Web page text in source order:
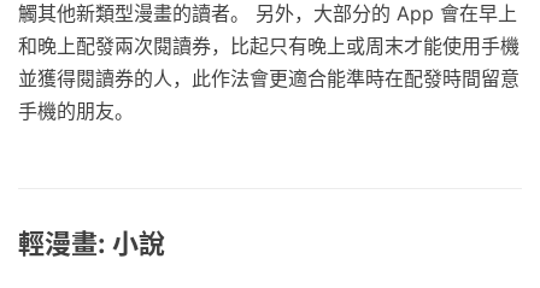
觸其他新類型漫畫的讀者。 另外，大部分的 App 會在早上
和晚上配發兩次閱讀券，比起只有晚上或周末才能使用手機
並獲得閱讀券的人，此作法會更適合能準時在配發時間留意
手機的朋友。
輕漫畫: 小說